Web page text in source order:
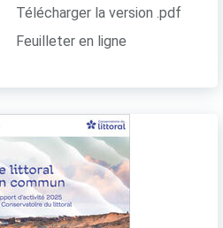
Télécharger la version .pdf
Feuilleter en ligne